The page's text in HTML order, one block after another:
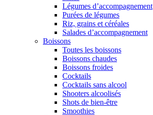
Légumes d’accompagnement
Purées de légumes
Riz, grains et céréales
Salades d’accompagnement
Boissons
Toutes les boissons
Boissons chaudes
Boissons froides
Cocktails
Cocktails sans alcool
Shooters alcoolisés
Shots de bien-être
Smoothies